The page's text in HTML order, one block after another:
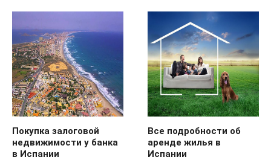
Покупка залоговой
недвижимости у банка
в Испании
Все подробности об
аренде жилья в
Испании